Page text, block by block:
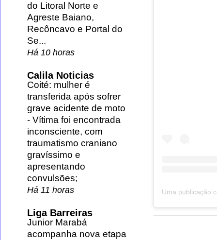
do Litoral Norte e
Agreste Baiano,
Recôncavo e Portal do
Se...
Há 10 horas
Calila Noticias
Coité: mulher é
transferida após sofrer
grave acidente de moto
- Vítima foi encontrada
inconsciente, com
traumatismo craniano
gravíssimo e
apresentando
convulsões;
Há 11 horas
Liga Barreiras
Junior Marabá
acompanha nova etapa